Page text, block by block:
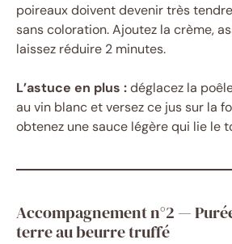
poireaux doivent devenir très
sans coloration. Ajoutez la crème,
laissez réduire 2 minutes.
L’astuce en plus :déglacez la
au vin blanc et versez ce jus sur la
obtenez une sauce légère qui lie le
Accompagnement n°2 —
terre au beurre truffé